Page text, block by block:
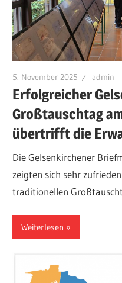
Briefen,
Ansichtskarten
und
Münzen.
5. November 2025 admin
Erfolgreicher
Großtauschtag
übertrifft die
Die Gelsenkirchener
zeigten sich sehr
traditionellen
Weiterlesen